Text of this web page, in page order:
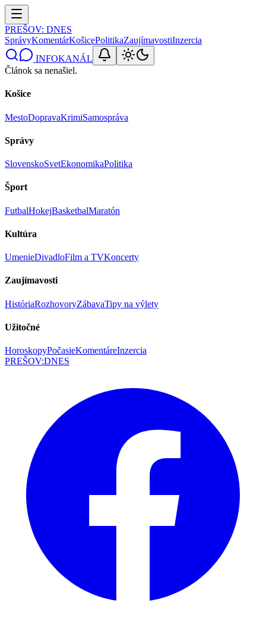
PREŠOV: DNES
SprávyKomentárKošicePolitikaZaujímavostiInzercia
INFOKANÁL
Článok sa nenašiel.
Košice
MestoDopravaKrimiSamospráva
Správy
SlovenskoSvetEkonomikaPolitika
Šport
FutbalHokejBasketbalMaratón
Kultúra
UmenieDivadloFilm a TVKoncerty
Zaujímavosti
HistóriaRozhovoryZábavaTipy na výlety
Užitočné
HoroskopyPočasieKomentáreInzercia
PREŠOV:DNES